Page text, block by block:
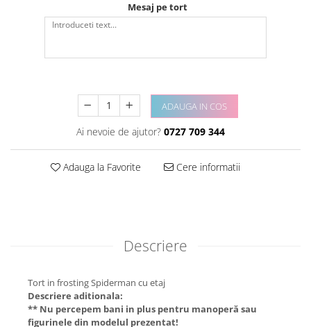
Mesaj pe tort
ADAUGA IN COS
Ai nevoie de ajutor? 0727 709 344
Adauga la Favorite Cere informatii
Descriere
Tort in frosting Spiderman cu etaj
Descriere aditionala:
** Nu percepem bani in plus pentru manoperă sau
figurinele din modelul prezentat!